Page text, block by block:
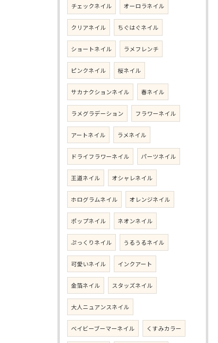
チェックネイル オーロラネイル
クリアネイル ちぐはぐネイル
ショートネイル ラメフレンチ
ピンクネイル 桜ネイル
サカナクションネイル 春ネイル
ラメグラデーション フラワーネイル
アートネイル ラメネイル
ドライフラワーネイル パーツネイル
王道ネイル オシャレネイル
ホログラムネイル オレンジネイル
ポップネイル ネオンネイル
ぷっくりネイル うるうるネイル
可愛いネイル インクアート
金箔ネイル スタッズネイル
大人ニュアンスネイル
ベイビーブーマーネイル くすみカラー